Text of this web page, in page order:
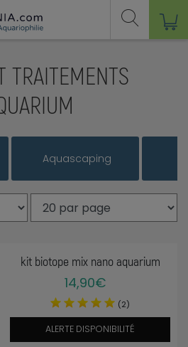
TRAITEMENTS
Aquascaping
kit biotope mix nano aquarium
14,90€
(2)
ALERTE DISPONIBILITÉ